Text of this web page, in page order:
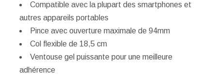
Compatible avec la plupart des smartphones et
autres appareils portables
Pince avec ouverture maximale de 94mm
Col flexible de 18,5 cm
Ventouse gel puissante pour une meilleure
adhérence